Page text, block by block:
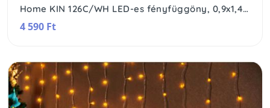
Home KIN 126C/WH LED-es fényfüggöny, 0,9x1,4 m / 126 db hidegfehér LED, fehér vezeték, állófényű, hálózati adapter, beltéri kivitel
4 590 Ft